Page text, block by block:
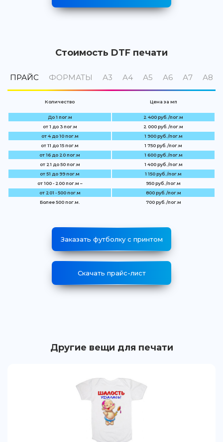
Стоимость DTF печати
ПРАЙС ФОРМАТЫ А3 А4 А5 А6 А7 А8
Количество Цена за мп
До 1 пог.м
2 400 руб. /пог.м
от 1 до 3 пог.м
2 000 руб. /пог.м
от 4 до 10 пог.м
1 900 руб. /пог.м
от 11 до 15 пог.м
1 750 руб. /пог.м
от 16 до 20 пог.м
1 600 руб. /пог.м
от 21 до 50 пог.м
1 400 руб. /пог.м
от 51 до 99 пог.м
1 150 руб. /пог.м
от 100 - 200 пог.м –
950 руб. /пог.м
от 201 - 500 пог.м
800 руб. /пог.м
Более 500 пог.м.
700 руб. /пог.м
Заказать футболку с принтом
Скачать прайс-лист
Другие вещи для печати